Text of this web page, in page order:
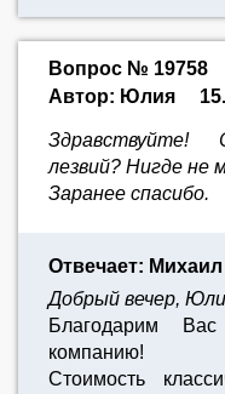
Вопрос № 19758
Автор: Юлия
Здравствуйте!
лезвий? Нигде не
Заранее спасибо.
Отвечает: Михаил
Добрый вечер,
Благодарим
компанию!
Стоимость